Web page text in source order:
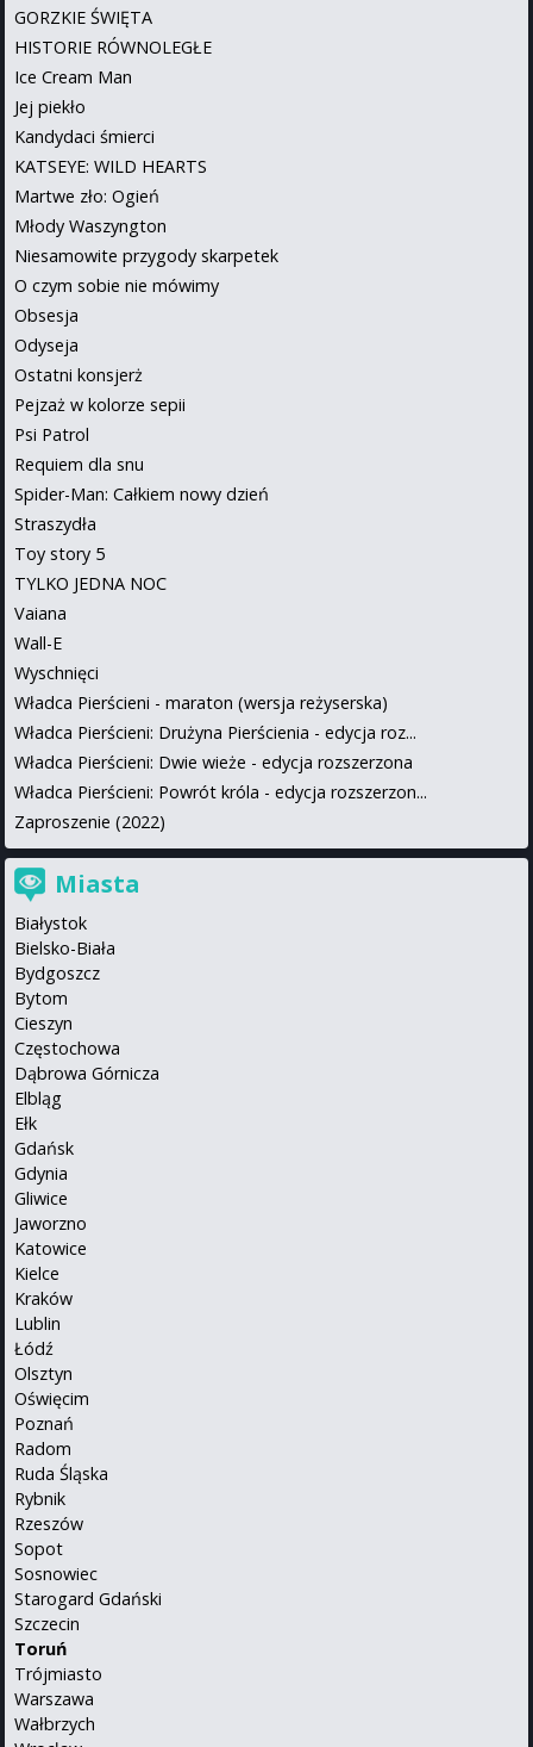
GORZKIE ŚWIĘTA
HISTORIE RÓWNOLEGŁE
Ice Cream Man
Jej piekło
Kandydaci śmierci
KATSEYE: WILD HEARTS
Martwe zło: Ogień
Młody Waszyngton
Niesamowite przygody skarpetek
O czym sobie nie mówimy
Obsesja
Odyseja
Ostatni konsjerż
Pejzaż w kolorze sepii
Psi Patrol
Requiem dla snu
Spider-Man: Całkiem nowy dzień
Straszydła
Toy story 5
TYLKO JEDNA NOC
Vaiana
Wall-E
Wyschnięci
Władca Pierścieni - maraton (wersja reżyserska)
Władca Pierścieni: Drużyna Pierścienia - edycja roz...
Władca Pierścieni: Dwie wieże - edycja rozszerzona
Władca Pierścieni: Powrót króla - edycja rozszerzon...
Zaproszenie (2022)
Miasta
Białystok
Bielsko-Biała
Bydgoszcz
Bytom
Cieszyn
Częstochowa
Dąbrowa Górnicza
Elbląg
Ełk
Gdańsk
Gdynia
Gliwice
Jaworzno
Katowice
Kielce
Kraków
Lublin
Łódź
Olsztyn
Oświęcim
Poznań
Radom
Ruda Śląska
Rybnik
Rzeszów
Sopot
Sosnowiec
Starogard Gdański
Szczecin
Toruń
Trójmiasto
Warszawa
Wałbrzych